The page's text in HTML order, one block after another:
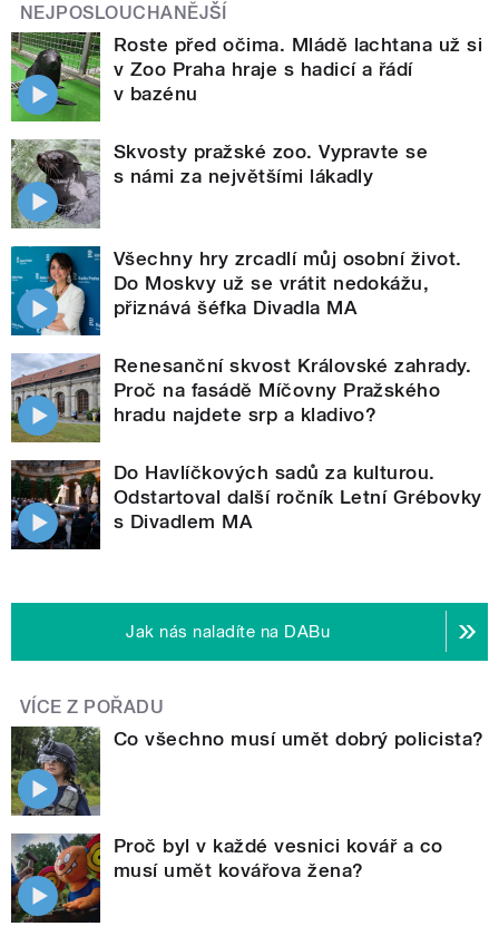
NEJPOSLOUCHANĚJŠÍ
Roste před očima. Mládě lachtana už si
v Zoo Praha hraje s hadicí a řádí
v bazénu
Skvosty pražské zoo. Vypravte se
s námi za největšími lákadly
Všechny hry zrcadlí můj osobní život.
Do Moskvy už se vrátit nedokážu,
přiznává šéfka Divadla MA
Renesanční skvost Královské zahrady.
Proč na fasádě Míčovny Pražského
hradu najdete srp a kladivo?
Do Havlíčkových sadů za kulturou.
Odstartoval další ročník Letní Grébovky
s Divadlem MA
Jak nás naladíte na DABu
VÍCE Z POŘADU
Co všechno musí umět dobrý policista?
Proč byl v každé vesnici kovář a co
musí umět kovářova žena?